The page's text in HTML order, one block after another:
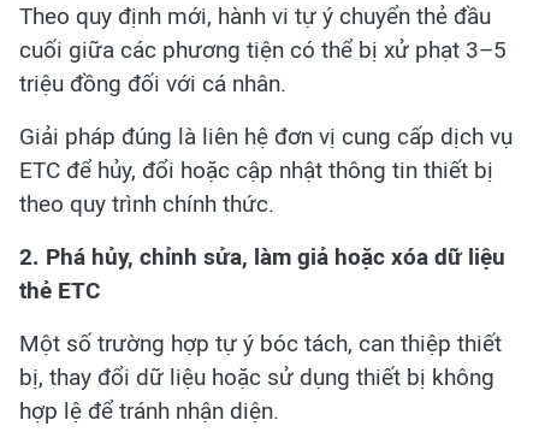
Theo quy định mới, hành vi tự ý chuyển thẻ đầu
cuối giữa các phương tiện có thể bị xử phạt 3–5
triệu đồng đối với cá nhân.
Giải pháp đúng là liên hệ đơn vị cung cấp dịch vụ
ETC để hủy, đổi hoặc cập nhật thông tin thiết bị
theo quy trình chính thức.
2. Phá hủy, chỉnh sửa, làm giả hoặc xóa dữ liệu
thẻ ETC
Một số trường hợp tự ý bóc tách, can thiệp thiết
bị, thay đổi dữ liệu hoặc sử dụng thiết bị không
hợp lệ để tránh nhận diện.